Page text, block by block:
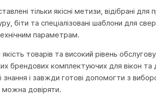
тільки якісні метизи, відібрані
біти та спеціалізовані шаблони для
параметрам.
товарів та високий рівень
брендових комплектуючих для вікон
і завжди готові допомогти з
можна довіряти.